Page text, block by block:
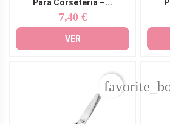
Para Corsetería –...
Precio
7,40 €
VER